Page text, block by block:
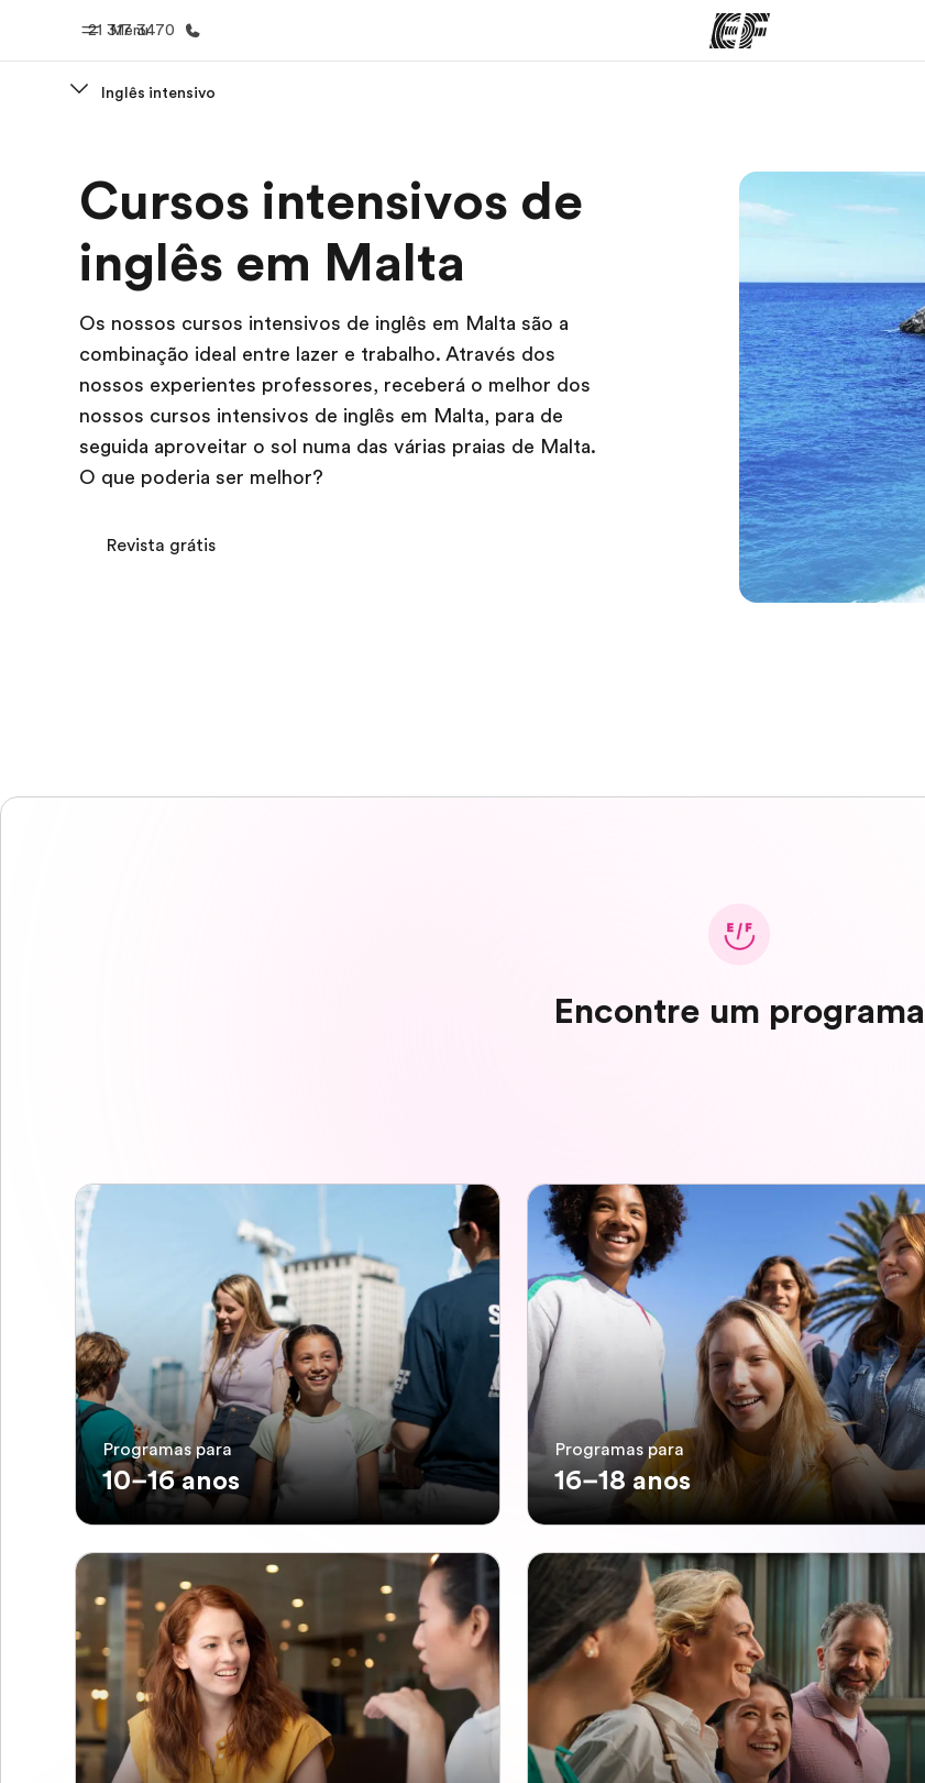
Menu
21 317 3470
Bem-vindo à EF
Saiba tudo que
oferecemos
Inglês intensivo
Cursos intensivos de
inglês em Malta
Os nossos cursos intensivos de inglês em Malta são a
combinação ideal entre lazer e trabalho. Através dos
nossos experientes professores, receberá o melhor dos
nossos cursos intensivos de inglês em Malta, para de
seguida aproveitar o sol numa das várias praias de Malta.
O que poderia ser melhor?
Revista grátis
Encontre um programa
Programas para
10–16 anos
Programas para
16–18 anos